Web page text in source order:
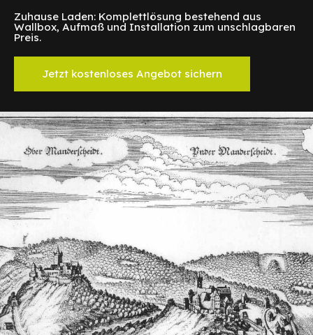
Zuhause Laden: Komplettlösung bestehend aus
Wallbox, Aufmaß und Installation zum unschlagbaren
Preis.
Jetzt kostenloses Angebot sichern